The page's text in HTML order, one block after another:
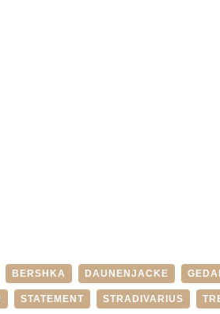
BERSHKA DAUNENJACKE
STATEMENT STRADIVARIUS